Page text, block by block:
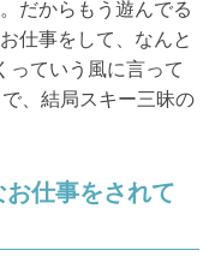
だからもう遊んでる
仕事をして、なんと
っていう風に言って
、結局スキー三昧の
仕事をされて